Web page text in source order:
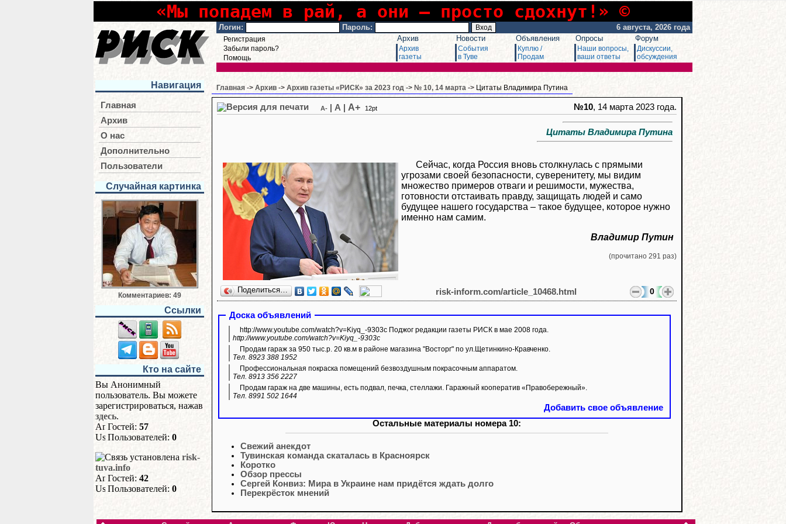
«Мы попадем в рай, а они – просто сдохнут!» ©
Логин: Пароль: 6 августа, 2026 года
Регистрация
Забыли пароль?
Помощь
Архив
Архив
газеты
Новости
События
в Туве
Объявления
Куплю /
Продам
Опросы
Наши вопросы,
ваши ответы
Форум
Дискуссии,
обсуждения
Навигация
Главная
Архив
О нас
Дополнительно
Пользователи
Случайная картинка
Комментариев: 49
Ссылки
Кто на сайте
Вы Анонимный
пользователь. Вы можете
зарегистрироваться, нажав
здесь.
Гостей: 57
Пользователей: 0
risk-
tuva.info
Гостей: 42
Пользователей: 0
Главная -> Архив -> Архив газеты «РИСК» за 2023 год -> № 10, 14 марта -> Цитаты Владимира Путина
A- A A+ 12pt №10, 14 марта 2023 года.
Цитаты Владимира Путина
Сейчас, когда Россия вновь столкнулась с прямыми
угрозами своей безопасности, суверенитету, мы видим
множество примеров отваги и решимости, мужества,
готовности отстаивать правду, защищать людей и само
будущее нашего государства – такое будущее, которое нужно
именно нам самим.
Владимир Путин
(прочитано 291 раз)
Поделиться… 0
risk-inform.com/article_10468.html
Доска объявлений
http://www.youtube.com/watch?v=Kiyq_-9303c Поджог редакции газеты РИСК в мае 2008 года.
http://www.youtube.com/watch?v=Kiyq_-9303c
Продам гараж за 950 тыс.р. 20 кв.м в районе магазина "Восторг" по ул.Щетинкино-Кравченко.
Тел. 8923 388 1952
Профессиональная покраска помещений безвоздушным покрасочным аппаратом.
Тел. 8913 356 2227
Продам гараж на две машины, есть подвал, печка, стеллажи. Гаражный кооператив «Правобережный».
Тел. 8991 502 1644
Добавить свое объявление
Остальные материалы номера 10:
Свежий анекдот
Тувинская команда скаталась в Красноярск
Коротко
Обзор прессы
Сергей Конвиз: Мира в Украине нам придётся ждать долго
Перекрёсток мнений